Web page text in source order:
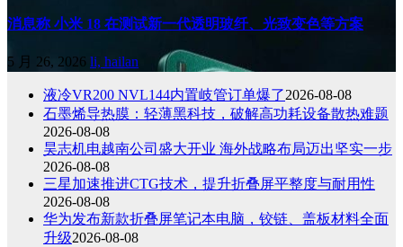
消息称 小米 18 在测试新一代透明玻纤、光致变色等方案
5 月 26, 2026 li, hailan
液冷VR200 NVL144内置岐管订单爆了2026-08-08
石墨烯导热膜：轻薄黑科技，破解高功耗设备散热难题
2026-08-08
昊志机电越南公司盛大开业 海外战略布局迈出坚实一步
2026-08-08
三星加速推进CTG技术，提升折叠屏平整度与耐用性
2026-08-08
华为发布新款折叠屏笔记本电脑，铰链、盖板材料全面
升级2026-08-08